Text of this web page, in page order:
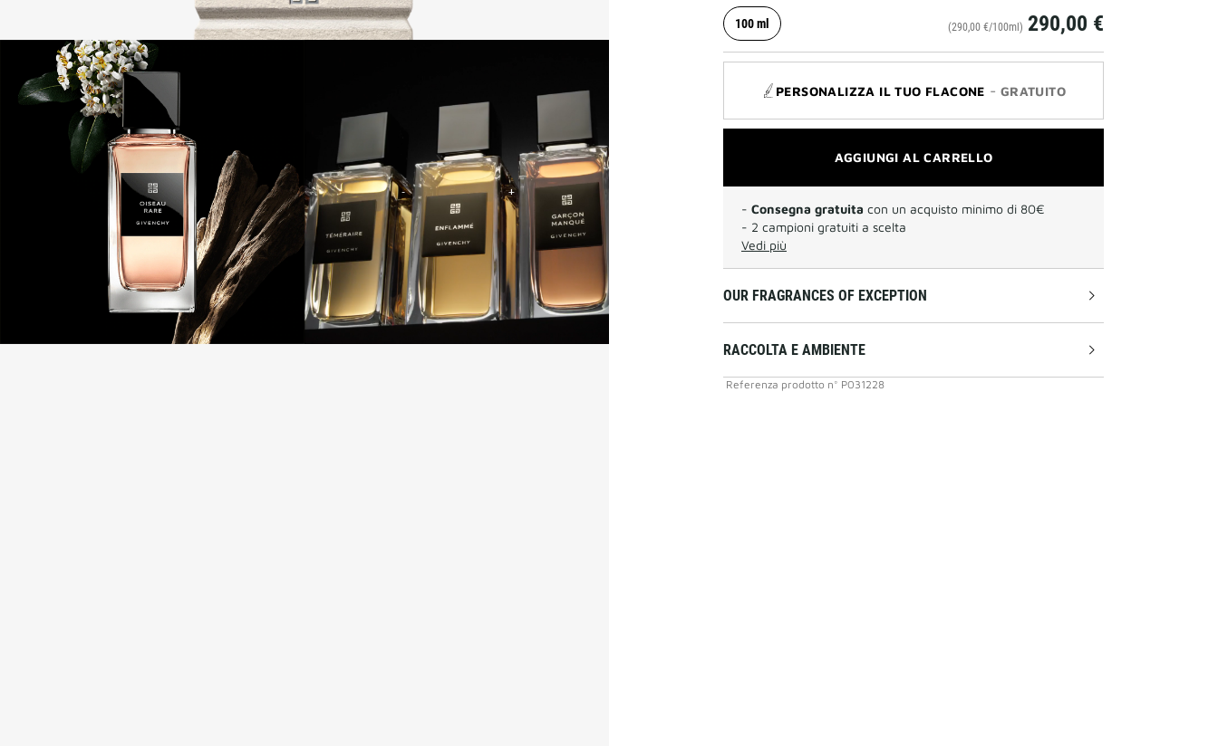
100 ml (290,00 €/100ml) 290,00 €
PERSONALIZZA IL TUO FLACONE - GRATUITO
AGGIUNGI AL CARRELLO
- Consegna gratuita con un acquisto minimo di 80€
- 2 campioni gratuiti a scelta
Vedi più
OUR FRAGRANCES OF EXCEPTION
RACCOLTA E AMBIENTE
Referenza prodotto n° P031228